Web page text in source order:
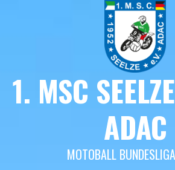
1. MSC
ADAC
MOTOBALL